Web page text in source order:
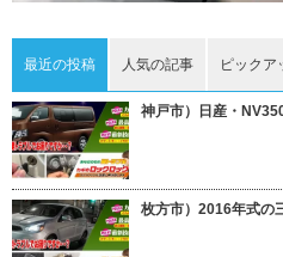
最近の投稿 人気の記事 ピックア
神戸市）日産・
枚方市）2016年式の